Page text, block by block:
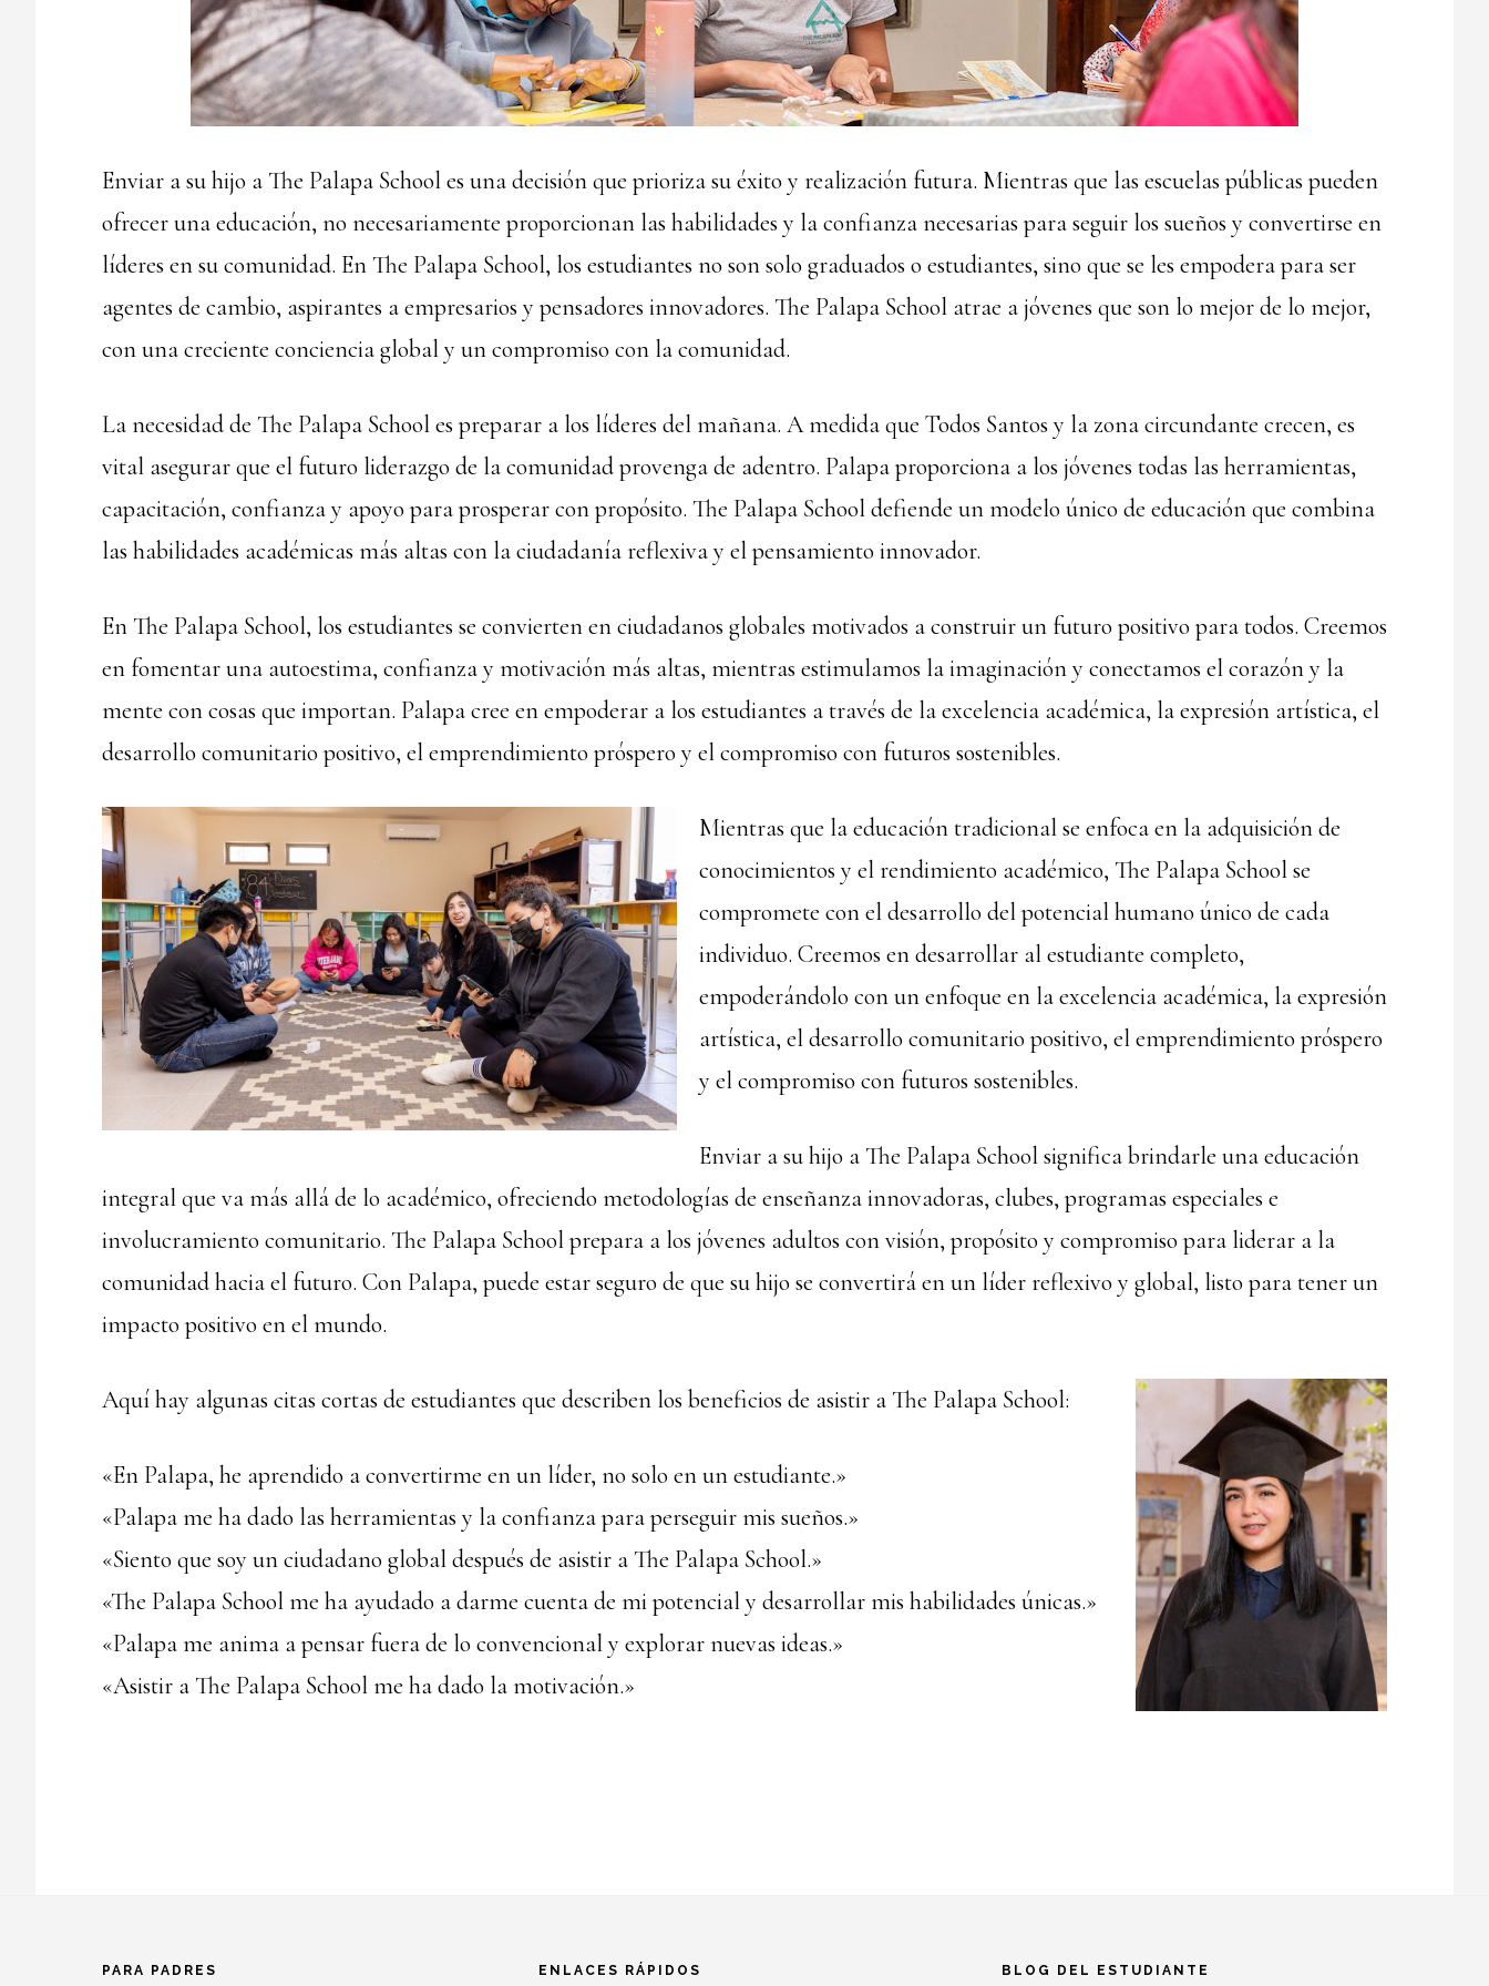
Enviar a su hijo a The Palapa School es una decisión que prioriza su éxito y realización futura. Mientras que las escuelas públicas pueden
ofrecer una educación, no necesariamente proporcionan las habilidades y la confianza necesarias para seguir los sueños y convertirse en
líderes en su comunidad. En The Palapa School, los estudiantes no son solo graduados o estudiantes, sino que se les empodera para ser
agentes de cambio, aspirantes a empresarios y pensadores innovadores. The Palapa School atrae a jóvenes que son lo mejor de lo mejor,
con una creciente conciencia global y un compromiso con la comunidad.
La necesidad de The Palapa School es preparar a los líderes del mañana. A medida que Todos Santos y la zona circundante crecen, es
vital asegurar que el futuro liderazgo de la comunidad provenga de adentro. Palapa proporciona a los jóvenes todas las herramientas,
capacitación, confianza y apoyo para prosperar con propósito. The Palapa School defiende un modelo único de educación que combina
las habilidades académicas más altas con la ciudadanía reflexiva y el pensamiento innovador.
En The Palapa School, los estudiantes se convierten en ciudadanos globales motivados a construir un futuro positivo para todos. Creemos
en fomentar una autoestima, confianza y motivación más altas, mientras estimulamos la imaginación y conectamos el corazón y la
mente con cosas que importan. Palapa cree en empoderar a los estudiantes a través de la excelencia académica, la expresión artística, el
desarrollo comunitario positivo, el emprendimiento próspero y el compromiso con futuros sostenibles.
Mientras que la educación tradicional se enfoca en la adquisición de
conocimientos y el rendimiento académico, The Palapa School se
compromete con el desarrollo del potencial humano único de cada
individuo. Creemos en desarrollar al estudiante completo,
empoderándolo con un enfoque en la excelencia académica, la expresión
artística, el desarrollo comunitario positivo, el emprendimiento próspero
y el compromiso con futuros sostenibles.
Enviar a su hijo a The Palapa School significa brindarle una educación
integral que va más allá de lo académico, ofreciendo metodologías de enseñanza innovadoras, clubes, programas especiales e
involucramiento comunitario. The Palapa School prepara a los jóvenes adultos con visión, propósito y compromiso para liderar a la
comunidad hacia el futuro. Con Palapa, puede estar seguro de que su hijo se convertirá en un líder reflexivo y global, listo para tener un
impacto positivo en el mundo.
Aquí hay algunas citas cortas de estudiantes que describen los beneficios de asistir a The Palapa School:
«En Palapa, he aprendido a convertirme en un líder, no solo en un estudiante.»
«Palapa me ha dado las herramientas y la confianza para perseguir mis sueños.»
«Siento que soy un ciudadano global después de asistir a The Palapa School.»
«The Palapa School me ha ayudado a darme cuenta de mi potencial y desarrollar mis habilidades únicas.»
«Palapa me anima a pensar fuera de lo convencional y explorar nuevas ideas.»
«Asistir a The Palapa School me ha dado la motivación.»
PARA PADRES ENLACES RÁPIDOS BLOG DEL ESTUDIANTE